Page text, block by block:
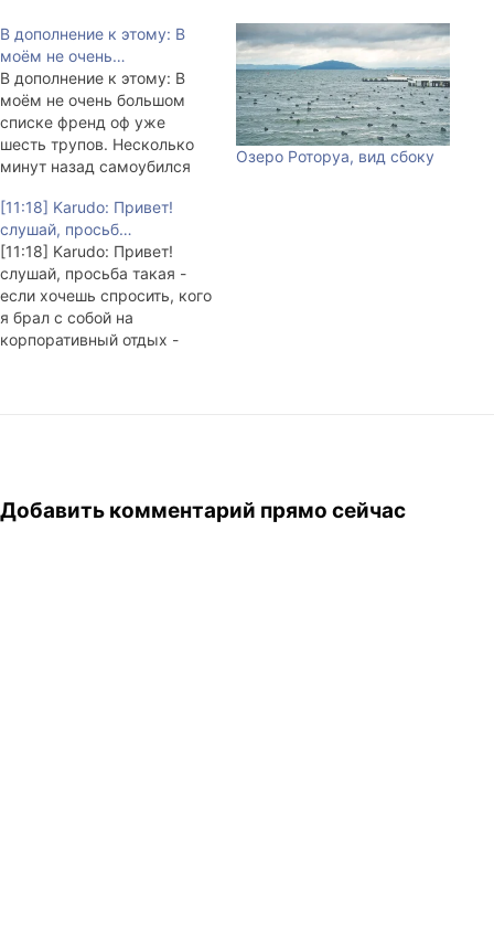
В дополнение к этому: В
моём не очень…
В дополнение к этому: В
моём не очень большом
списке френд оф уже
шесть трупов. Несколько
минут назад самоубился
kolomeetz naughtycat petroo
shamru smirnov (не в счёт)
suicidal_4_life x311
Озеро Роторуа, вид сбоку
[11:18] Karudo: Привет!
слушай, просьб…
[11:18] Karudo: Привет!
слушай, просьба такая -
если хочешь спросить, кого
я брал с собой на
корпоративный отдых -
Добавить комментарий прямо сейчас